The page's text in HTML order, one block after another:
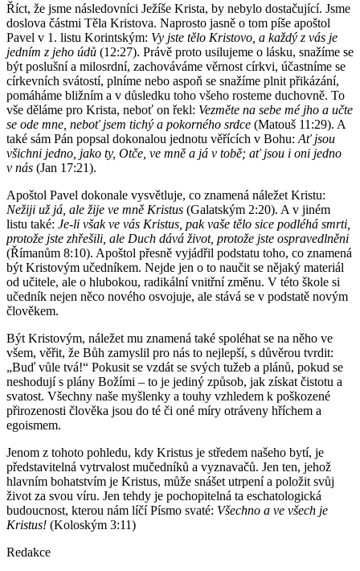
Říct, že jsme následovníci Ježíše Krista, by nebylo dostačující. Jsme
doslova částmi Těla Kristova. Naprosto jasně o tom píše apoštol
Pavel v 1. listu Korintským: Vy jste tělo Kristovo, a každý z vás je
jedním z jeho údů (12:27). Právě proto usilujeme o lásku, snažíme se
být poslušní a milosrdní, zachováváme věrnost církvi, účastníme se
církevních svátostí, plníme nebo aspoň se snažíme plnit přikázání,
pomáháme bližním a v důsledku toho všeho rosteme duchovně. To
vše děláme pro Krista, neboť on řekl: Vezměte na sebe mé jho a učte
se ode mne, neboť jsem tichý a pokorného srdce (Matouš 11:29). A
také sám Pán popsal dokonalou jednotu věřících v Bohu: Ať jsou
všichni jedno, jako ty, Otče, ve mně a já v tobě; ať jsou i oni jedno
v nás (Jan 17:21).
Apoštol Pavel dokonale vysvětluje, co znamená náležet Kristu:
Nežiji už já, ale žije ve mně Kristus (Galatským 2:20). A v jiném
listu také: Je-li však ve vás Kristus, pak vaše tělo sice podléhá smrti,
protože jste zhřešili, ale Duch dává život, protože jste ospravedlněni
(Římanům 8:10). Apoštol přesně vyjádřil podstatu toho, co znamená
být Kristovým učedníkem. Nejde jen o to naučit se nějaký materiál
od učitele, ale o hlubokou, radikální vnitřní změnu. V této škole si
učedník nejen něco nového osvojuje, ale stává se v podstatě novým
člověkem.
Být Kristovým, náležet mu znamená také spoléhat se na něho ve
všem, věřit, že Bůh zamyslil pro nás to nejlepší, s důvěrou tvrdit:
„Buď vůle tvá!“ Pokusit se vzdát se svých tužeb a plánů, pokud se
neshodují s plány Božími – to je jediný způsob, jak získat čistotu a
svatost. Všechny naše myšlenky a touhy vzhledem k poškozené
přirozenosti člověka jsou do té či oné míry otráveny hříchem a
egoismem.
Jenom z tohoto pohledu, kdy Kristus je středem našeho bytí, je
představitelná vytrvalost mučedníků a vyznavačů. Jen ten, jehož
hlavním bohatstvím je Kristus, může snášet utrpení a položit svůj
život za svou víru. Jen tehdy je pochopitelná ta eschatologická
budoucnost, kterou nám líčí Písmo svaté: Všechno a ve všech je
Kristus! (Koloským 3:11)
Redakce